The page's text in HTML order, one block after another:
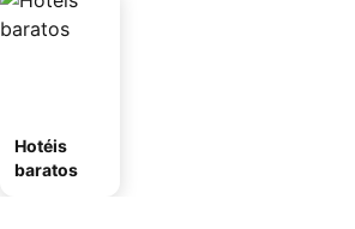
Hotéis
baratos